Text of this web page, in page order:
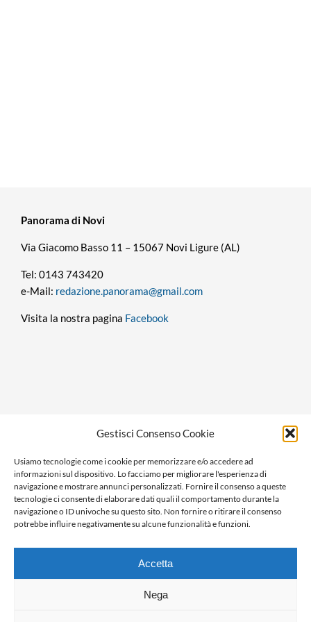
Gestisci Consenso Cookie
Usiamo tecnologie come i cookie per memorizzare e/o accedere ad
informazioni sul dispositivo. Lo facciamo per migliorare l'esperienza di
navigazione e mostrare annunci personalizzati. Fornire il consenso a queste
tecnologie ci consente di elaborare dati quali il comportamento durante la
navigazione o ID univoche su questo sito. Non fornire o ritirare il consenso
potrebbe influire negativamente su alcune funzionalità e funzioni.
Accetta
Nega
Panorama di Novi
Via Giacomo Basso 11 – 15067 Novi Ligure (AL)
Tel: 0143 743420
e-Mail: redazione.panorama@gmail.com
Visita la nostra pagina Facebook
Ragione sociale: Panorama S.r.l.
C.F. / P.IVA: 01058470061
N. REA: AL-138981
Capitale Versato € 10.000,00